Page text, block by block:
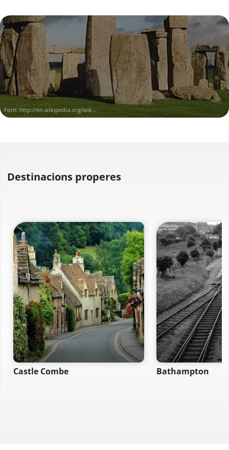
Font: http://en.wikipedia.org/wik...
Destinacions properes
Castle Combe Bathampton